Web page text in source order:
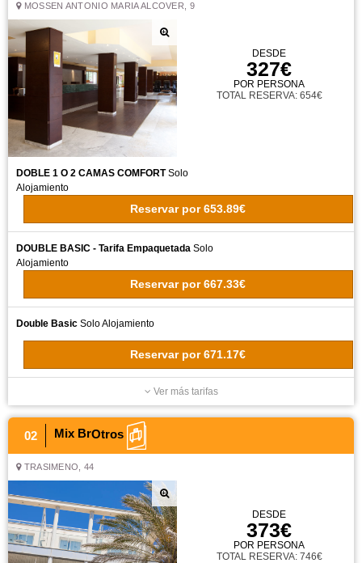
MOSSEN ANTONIO MARIA ALCOVER, 9
DESDE
327€
POR PERSONA
TOTAL RESERVA: 654€
DOBLE 1 O 2 CAMAS COMFORTSolo
Alojamiento
Reservar por 653.89€
DOUBLE BASIC - Tarifa Empaquetada Solo
Alojamiento
Reservar por 667.33€
Double Basic Solo Alojamiento
Reservar por 671.17€
Ver más tarifas
02 Mix BrOtros
TRASIMENO, 44
DESDE
373€
POR PERSONA
TOTAL RESERVA: 746€